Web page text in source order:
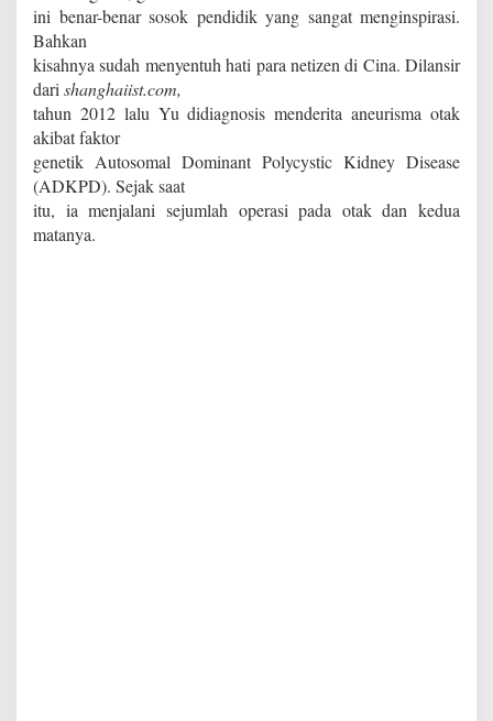
ini benar-benar sosok pendidik yang sangat menginspirasi.
Bahkan
kisahnya sudah menyentuh hati para netizen di Cina. Dilansir
dari shanghaiist.com,
tahun 2012 lalu Yu didiagnosis menderita aneurisma otak
akibat faktor
genetik Autosomal Dominant Polycystic Kidney Disease
(ADKPD). Sejak saat
itu, ia menjalani sejumlah operasi pada otak dan kedua
matanya.